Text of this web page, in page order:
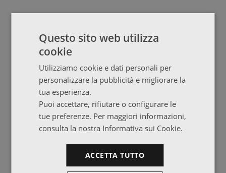
Questo sito web utilizza
cookie
Utilizziamo cookie e dati personali per
personalizzare la pubblicità e migliorare la
tua esperienza.
Puoi accettare, rifiutare o configurare le
tue preferenze. Per maggiori informazioni,
consulta la nostra Informativa sui Cookie.
ACCETTA TUTTO